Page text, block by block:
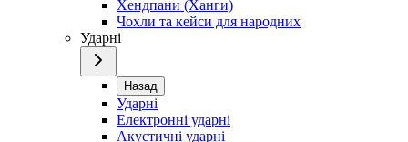
Хендпани (Ханги)
Чохли та кейси для народних
Ударні
Назад
Ударні
Електронні ударні
Акустичні ударні